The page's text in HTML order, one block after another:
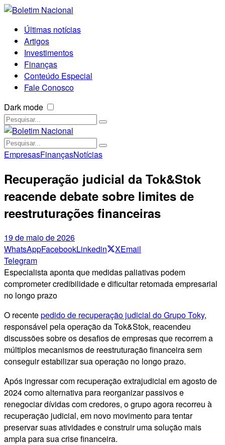
Últimas notícias
Artigos
Investimentos
Finanças
Conteúdo Especial
Fale Conosco
Dark mode
EmpresasFinançasNotícias
Recuperação judicial da Tok&Stok
reacende debate sobre limites de
reestruturações financeiras
19 de maio de 2026
WhatsAppFacebookLinkedin XEmail
Telegram
Especialista aponta que medidas paliativas podem
comprometer credibilidade e dificultar retomada empresarial
no longo prazo
O recentepedido de recuperação judicial do Grupo Toky,
responsável pela operação da Tok&Stok, reacendeu
discussões sobre os desafios de empresas que recorrem a
múltiplos mecanismos de reestruturação financeira sem
conseguir estabilizar sua operação no longo prazo.
Após ingressar com recuperação extrajudicial em agosto de
2024 como alternativa para reorganizar passivos e
renegociar dívidas com credores, o grupo agora recorreu à
recuperação judicial, em novo movimento para tentar
preservar suas atividades e construir uma solução mais
ampla para sua crise financeira.